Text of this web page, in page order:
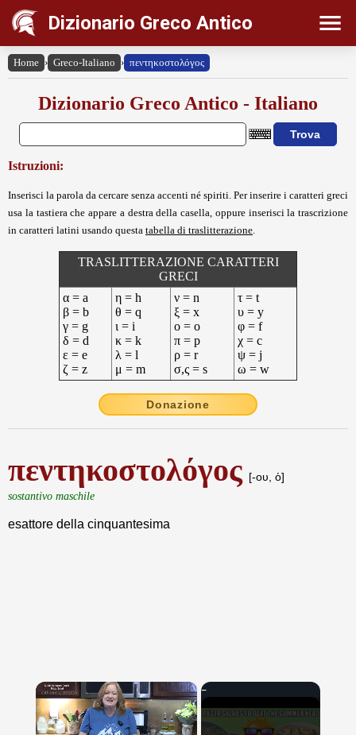
Dizionario Greco Antico
Home › Greco-Italiano › πεντηκοστολόγος
Dizionario Greco Antico - Italiano
Istruzioni:
Inserisci la parola da cercare senza accenti né spiriti. Per inserire i caratteri greci
usa la tastiera che appare a destra della casella, oppure inserisci la trascrizione
in caratteri latini usando questa tabella di traslitterazione
TRASLITTERAZIONE CARATTERI
GRECI
α = a
β = b
γ = g
δ = d
ε = e
ζ = z
η = h
θ = q
ι = i
κ = k
λ = l
μ = m
ν = n
ξ = x
ο = o
π = p
ρ = r
σ,ς = s
τ = t
υ = y
φ = f
χ = c
ψ = j
ω = w
Donazione
πεντηκοστολόγος [-ου, ὁ]
sostantivo maschile
esattore della cinquantesima
×